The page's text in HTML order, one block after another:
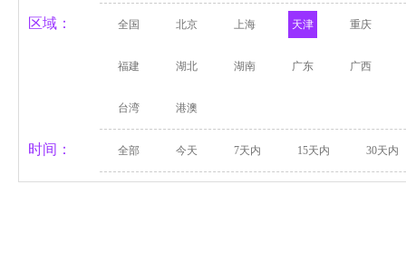
区域： 全国 北京 上海 天津 重庆
福建 湖北 湖南 广东 广西
台湾 港澳
时间： 全部 今天 7天内 15天内 30天内